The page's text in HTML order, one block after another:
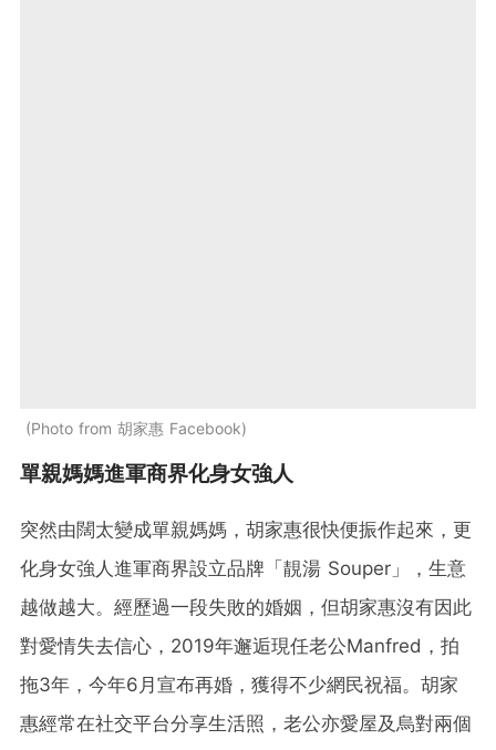
Photo from 胡家惠 Facebook
單親媽媽進軍商界化身女強人
突然由闊太變成單親媽媽，胡家惠很快便振作起來，更
化身女強人進軍商界設立品牌「靚湯 Souper」，生意
越做越大。經歷過一段失敗的婚姻，但胡家惠沒有因此
對愛情失去信心，2019年邂逅現任老公Manfred，拍
拖3年，今年6月宣布再婚，獲得不少網民祝福。胡家
惠經常在社交平台分享生活照，老公亦愛屋及烏對兩個